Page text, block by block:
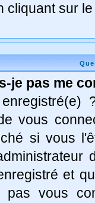
cliquant sur
je pas me
vous
si vous
et
pas vous